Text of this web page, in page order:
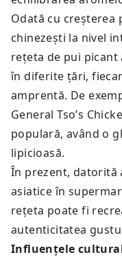
Odată cu
chinezești la nivel
rețeta de pui
în diferite țări,
amprentă. De
General Tso’s
populară, având o
lipicioasă.
În prezent, datorită
asiatice în
rețeta poate fi
autenticitatea
Influențele